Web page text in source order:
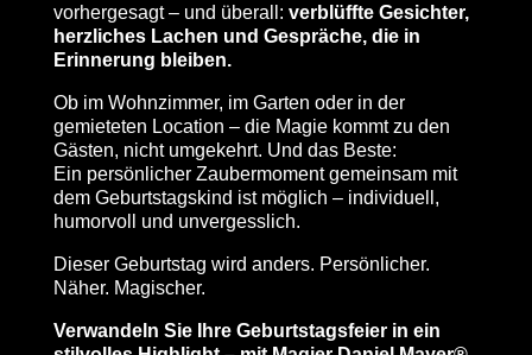
vorhergesagt – und überall: verblüffte Gesichter,
herzliches Lachen und Gespräche, die in
Erinnerung bleiben.
Ob im Wohnzimmer, im Garten oder in der
gemieteten Location – die Magie kommt zu den
Gästen, nicht umgekehrt. Und das Beste:
Ein persönlicher Zaubermoment gemeinsam mit
dem Geburtstagskind ist möglich – individuell,
humorvoll und unvergesslich.
Dieser Geburtstag wird anders. Persönlicher.
Näher. Magischer.
Verwandeln Sie Ihre Geburtstagsfeier in ein